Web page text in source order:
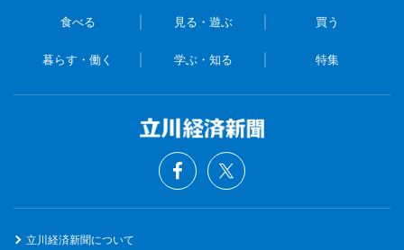
食べる 見る・遊ぶ 買う
暮らす・働く 学ぶ・知る 特集
立川経済新聞について